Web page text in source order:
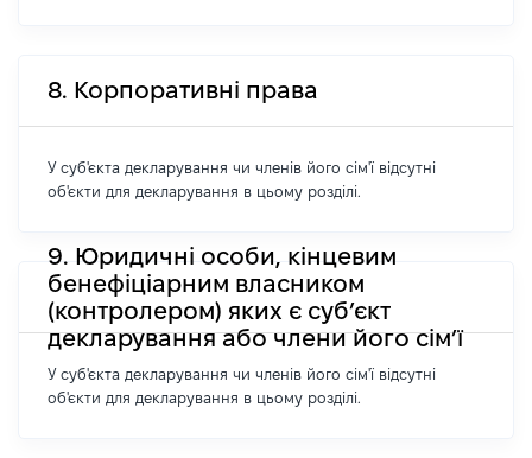
8. Корпоративні права
У суб'єкта декларування чи членів його сім'ї відсутні
об'єкти для декларування в цьому розділі.
9. Юридичні особи, кінцевим
бенефіціарним власником
(контролером) яких є суб’єкт
декларування або члени його сім’ї
У суб'єкта декларування чи членів його сім'ї відсутні
об'єкти для декларування в цьому розділі.